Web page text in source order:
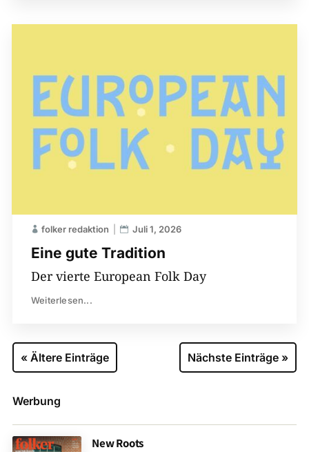
Eine gute Tradition
folker redaktion Juli 1, 2026
Der vierte European Folk Day
Weiterlesen...
« Ältere Einträge Nächste Einträge »
Werbung
New Roots